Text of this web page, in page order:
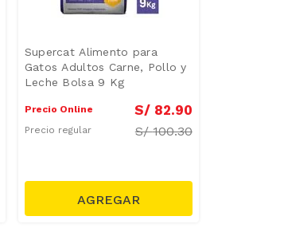
Supercat Alimento para
Gatos Adultos Carne, Pollo y
Leche Bolsa 9 Kg
Precio Online S/ 82.90
Precio regular S/100.30